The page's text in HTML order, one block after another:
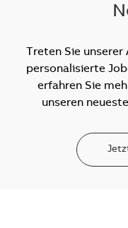
Treten Sie
personalisierte
erfahren Sie
unseren